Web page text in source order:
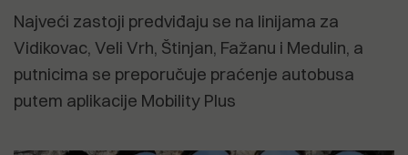
Najveći zastoji predviđaju se na linijama za
Vidikovac, Veli Vrh, Štinjan, Fažanu i Medulin, a
putnicima se preporučuje praćenje autobusa
putem aplikacije Mobility Plus